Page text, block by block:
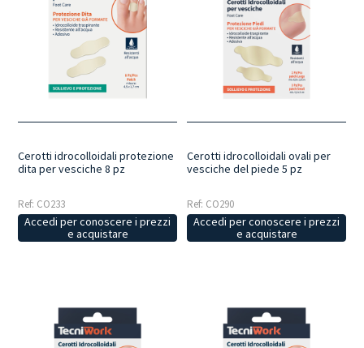
Cerotti idrocolloidali protezione
dita per vesciche 8 pz
Ref: CO233
Accedi per conoscere i prezzi
e acquistare
Cerotti idrocolloidali ovali per
vesciche del piede 5 pz
Ref: CO290
Accedi per conoscere i prezzi
e acquistare